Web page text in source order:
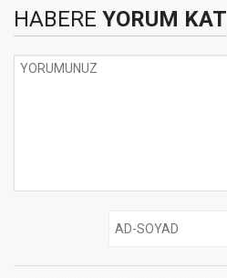
HABERE YORUM KAT